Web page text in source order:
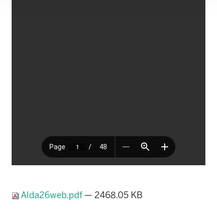
Alda26web.pdf — 2468.05 KB